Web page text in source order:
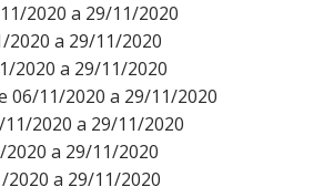
2020 a 29/11/2020
2020 a 29/11/2020
2020 a 29/11/2020
06/11/2020 a 29/11/2020
11/2020 a 29/11/2020
a 29/11/2020
2020 a 29/11/2020